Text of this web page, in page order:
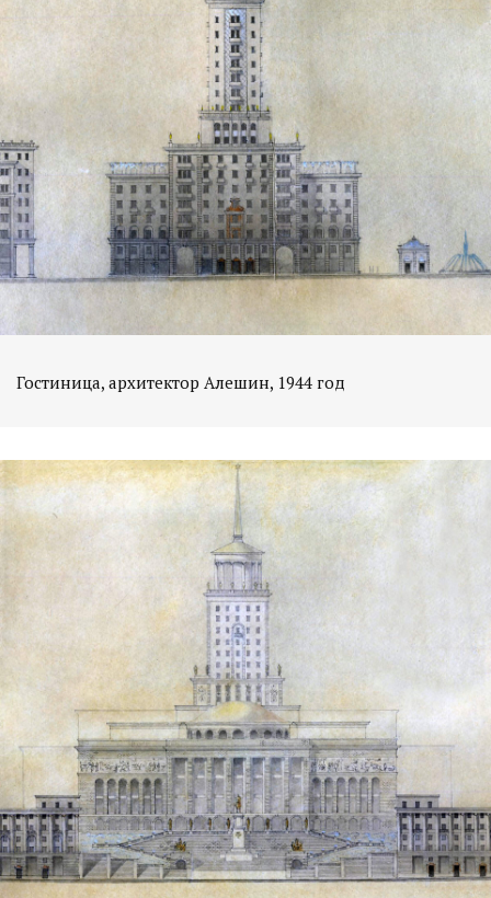
Гостиница, архитектор Алешин, 1944 год